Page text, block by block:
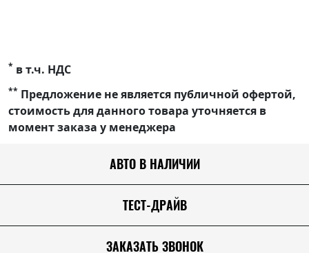
* в т.ч. НДС
** Предложение не является публичной офертой,
стоимость для данного товара уточняется в
момент заказа у менеджера
АВТО В НАЛИЧИИ
ТЕСТ-ДРАЙВ
ЗАКАЗАТЬ ЗВОНОК